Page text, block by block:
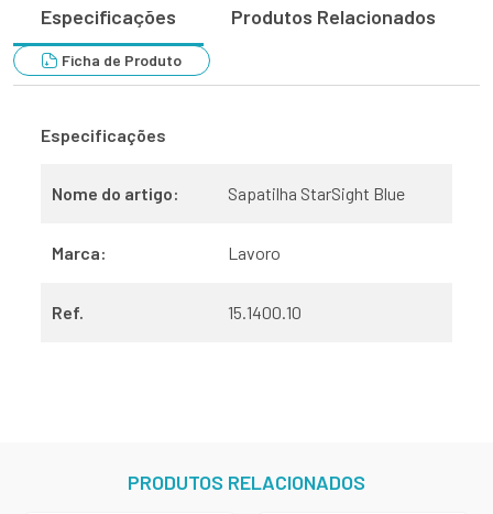
Especificações Produtos Relacionados
Ficha de Produto
Especificações
Nome do artigo: Sapatilha StarSight Blue
Marca: Lavoro
Ref. 15.1400.10
PRODUTOS RELACIONADOS